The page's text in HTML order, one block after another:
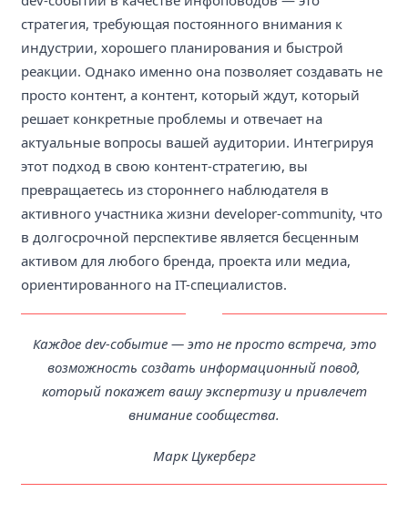
стратегия, требующая постоянного внимания к
индустрии, хорошего планирования и быстрой
реакции. Однако именно она позволяет создавать не
просто контент, а контент, который ждут, который
решает конкретные проблемы и отвечает на
актуальные вопросы вашей аудитории. Интегрируя
этот подход в свою контент-стратегию, вы
превращаетесь из стороннего наблюдателя в
активного участника жизни developer-community, что
в долгосрочной перспективе является бесценным
активом для любого бренда, проекта или медиа,
ориентированного на IT-специалистов.
Каждое dev-событие — это не просто встреча, это
возможность создать информационный повод,
который покажет вашу экспертизу и привлечет
внимание сообщества.
Марк Цукерберг